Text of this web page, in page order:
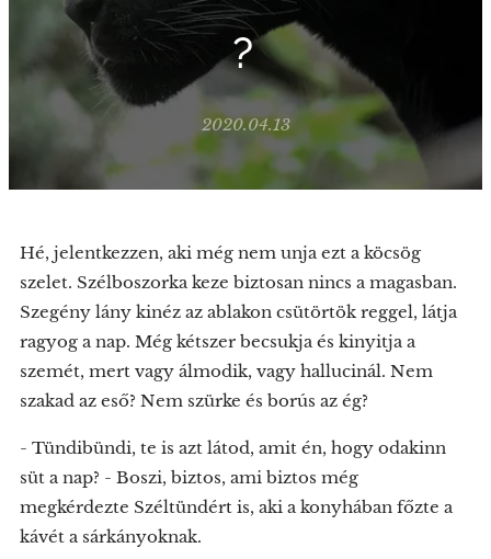
?
2020.04.13
Hé, jelentkezzen, aki még nem unja ezt a köcsög
szelet. Szélboszorka keze biztosan nincs a magasban.
Szegény lány kinéz az ablakon csütörtök reggel, látja
ragyog a nap. Még kétszer becsukja és kinyitja a
szemét, mert vagy álmodik, vagy hallucinál. Nem
szakad az eső? Nem szürke és borús az ég?
- Tündibündi, te is azt látod, amit én, hogy odakinn
süt a nap? - Boszi, biztos, ami biztos még
megkérdezte Széltündért is, aki a konyhában főzte a
kávét a sárkányoknak.